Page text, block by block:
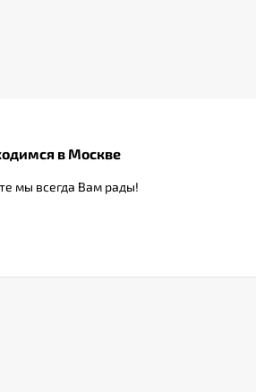
6 000
в Москве
мы всегда Вам рады!